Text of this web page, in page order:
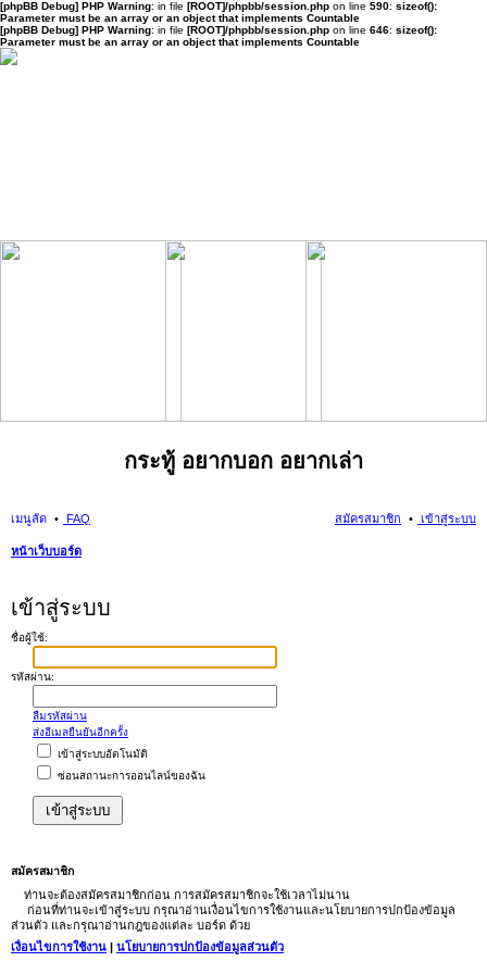
[phpBB Debug] PHP Warning: in file [ROOT]/phpbb/session.php on line 590: sizeof():
Parameter must be an array or an object that implements Countable
[phpBB Debug] PHP Warning: in file [ROOT]/phpbb/session.php on line 646: sizeof():
Parameter must be an array or an object that implements Countable
กระทู้ อยากบอก อยากเล่า
เมนูลัด FAQ เข้าสู่ระบบ
สมัครสมาชิก
หน้าเว็บบอร์ด
เข้าสู่ระบบ
ชื่อผู้ใช้:
รหัสผ่าน:
ลืมรหัสผ่าน
ส่งอีเมลยืนยันอีกครั้ง
เข้าสู่ระบบอัตโนมัติ
ซ่อนสถานะการออนไลน์ของฉัน
สมัครสมาชิก
ท่านจะต้องสมัครสมาชิกก่อน การสมัครสมาชิกจะใช้เวลาไม่นาน
ก่อนที่ท่านจะเข้าสู่ระบบ กรุณาอ่านเงื่อนไขการใช้งานและนโยบายการปกป้องข้อมูล
ส่วนตัว และกรุณาอ่านกฎของแต่ละ บอร์ด ด้วย
เงื่อนไขการใช้งาน | นโยบายการปกป้องข้อมูลส่วนตัว